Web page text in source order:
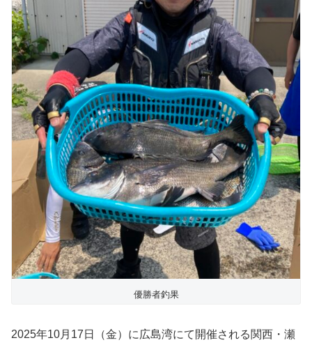
優勝者釣果
2025年10月17日（金）に広島湾にて開催される関西・瀬